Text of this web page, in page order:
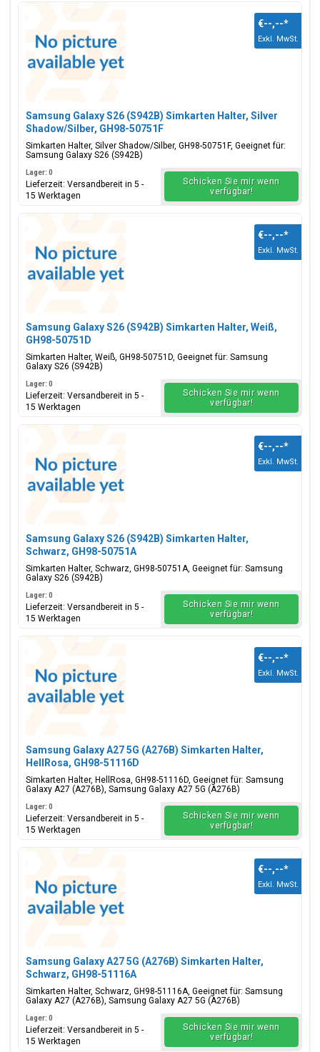
Samsung Galaxy S26 (S942B) Simkarten Halter, Silver
Shadow/Silber, GH98-50751F
Simkarten Halter, Silver Shadow/Silber, GH98-50751F, Geeignet für:
Samsung Galaxy S26 (S942B)
€--,--*
Exkl. MwSt.
Lager: 0
Lieferzeit: Versandbereit in 5 -
15 Werktagen
Schicken Sie mir wenn
verfügbar!
Samsung Galaxy S26 (S942B) Simkarten Halter, Weiß,
GH98-50751D
Simkarten Halter, Weiß, GH98-50751D, Geeignet für: Samsung
Galaxy S26 (S942B)
€--,--*
Exkl. MwSt.
Lager: 0
Lieferzeit: Versandbereit in 5 -
15 Werktagen
Schicken Sie mir wenn
verfügbar!
Samsung Galaxy S26 (S942B) Simkarten Halter,
Schwarz, GH98-50751A
Simkarten Halter, Schwarz, GH98-50751A, Geeignet für: Samsung
Galaxy S26 (S942B)
€--,--*
Exkl. MwSt.
Lager: 0
Lieferzeit: Versandbereit in 5 -
15 Werktagen
Schicken Sie mir wenn
verfügbar!
Samsung Galaxy A27 5G (A276B) Simkarten Halter,
HellRosa, GH98-51116D
Simkarten Halter, HellRosa, GH98-51116D, Geeignet für: Samsung
Galaxy A27 (A276B), Samsung Galaxy A27 5G (A276B)
€--,--*
Exkl. MwSt.
Lager: 0
Lieferzeit: Versandbereit in 5 -
15 Werktagen
Schicken Sie mir wenn
verfügbar!
Samsung Galaxy A27 5G (A276B) Simkarten Halter,
Schwarz, GH98-51116A
Simkarten Halter, Schwarz, GH98-51116A, Geeignet für: Samsung
Galaxy A27 (A276B), Samsung Galaxy A27 5G (A276B)
€--,--*
Exkl. MwSt.
Lager: 0
Lieferzeit: Versandbereit in 5 -
15 Werktagen
Schicken Sie mir wenn
verfügbar!